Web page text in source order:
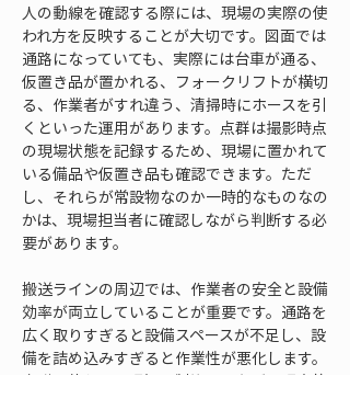
人の動線を確認する際には、現場の実際の使
われ方を反映することが大切です。図面では
通路になっていても、実際には台車が通る、
仮置き品が置かれる、フォークリフトが横切
る、作業者がすれ違う、清掃時にホースを引
くといった運用があります。点群は撮影時点
の現場状態を記録するため、現場に置かれて
いる備品や仮置き品も確認できます。ただ
し、それらが常設物なのか一時的なものなの
かは、現場担当者に確認しながら判断する必
要があります。
搬送ラインの周辺では、作業者の安全と設備
効率が両立していることが重要です。通路を
広く取りすぎると設備スペースが不足し、設
備を詰め込みすぎると作業性が悪化します。
点群を使うと、現場の制約を見ながら現実的